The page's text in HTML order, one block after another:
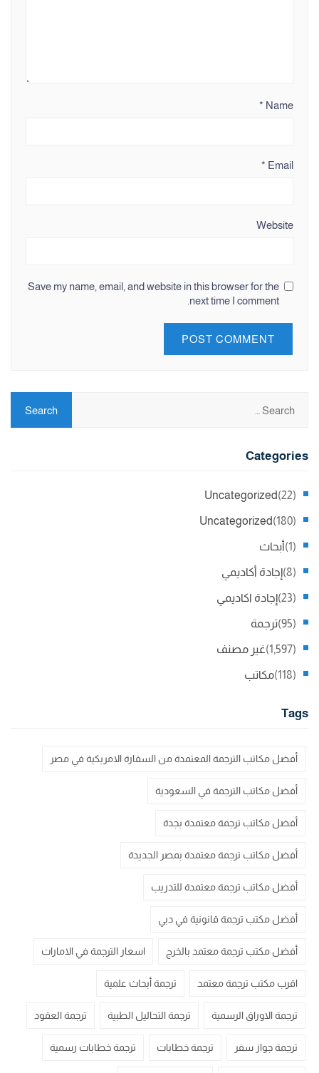
Name
*
Email
*
Website
Save my name, email, and website in this browser for the
next time I comment.
Categories
Uncategorized (22)
Uncategorized (180)
أبحاث (1)
إجادة أكاديمي (8)
إجادة اكاديمي (23)
ترجمة (95)
غير مصنف (1,597)
مكاتب (118)
Tags
أفضل مكاتب الترجمة المعتمدة من السفارة الامريكية في مصر
أفضل مكاتب الترجمة في السعودية
أفضل مكاتب ترجمة معتمدة بجدة
أفضل مكاتب ترجمة معتمدة بمصر الجديدة
أفضل مكاتب ترجمة معتمدة للتدريب
أفضل مكتب ترجمة قانونية في دبي
أفضل مكتب ترجمة معتمد بالخرج اسعار الترجمة في الامارات
اقرب مكتب ترجمة معتمد ترجمة أبحاث علمية
ترجمة الاوراق الرسمية ترجمة التحاليل الطبية ترجمة العقود
ترجمة جواز سفر ترجمة خطابات ترجمة خطابات رسمية